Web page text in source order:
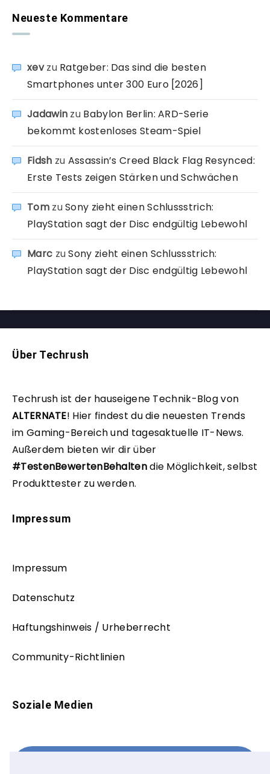
Neueste Kommentare
xevzu Ratgeber: Das sind die besten
Smartphones unter 300 Euro [2026]
Jadawin zu Babylon Berlin: ARD-Serie
bekommt kostenloses Steam-Spiel
Fidsh zu Assassin’s Creed Black Flag Resynced:
Erste Tests zeigen Stärken und Schwächen
TomzuSony zieht einen Schlussstrich:
PlayStation sagt der Disc endgültig Lebewohl
Marc zuSony zieht einen Schlussstrich:
PlayStation sagt der Disc endgültig Lebewohl
Über Techrush
Techrush ist der hauseigene Technik-Blog von
ALTERNATE! Hier findest du die neuesten Trends
im Gaming-Bereich und tagesaktuelle IT-News.
Außerdem bieten wir dir über
#TestenBewertenBehaltendie Möglichkeit, selbst
Produkttester zu werden.
Impressum
Impressum
Datenschutz
Haftungshinweis / Urheberrecht
Community-Richtlinien
Soziale Medien